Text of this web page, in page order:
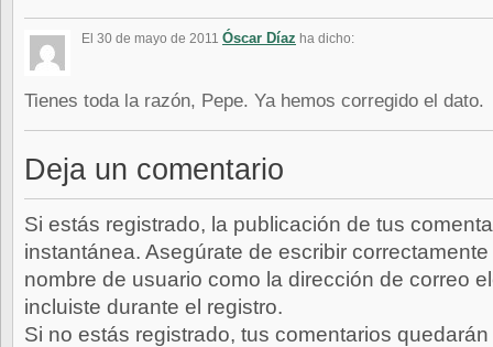
El 30 de mayo de 2011 Óscar Díaz ha dicho:
Tienes toda la razón, Pepe. Ya hemos corregido el dato.
Deja un comentario
Si estás registrado, la publicación de tus
instantánea. Asegúrate de escribir
nombre de usuario como la dirección de correo
incluiste durante el registro.
Si no estás registrado, tus comentarios